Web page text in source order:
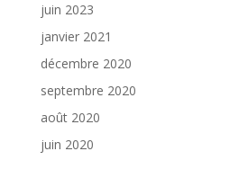
juin 2023
janvier 2021
décembre 2020
septembre 2020
août 2020
juin 2020